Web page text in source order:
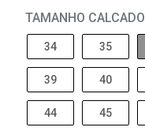
TAMANHO CALCADO
34 35
39 40
44 45